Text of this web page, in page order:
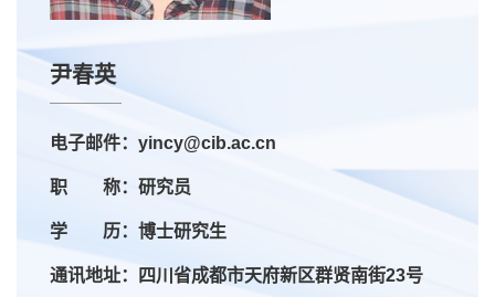
尹春英
电子邮件：yincy@cib.ac.cn
职 称：研究员
学 历：博士研究生
通讯地址：四川省成都市天府新区群贤南街23号